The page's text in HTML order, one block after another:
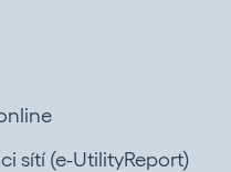
sítí (e-UtilityReport)